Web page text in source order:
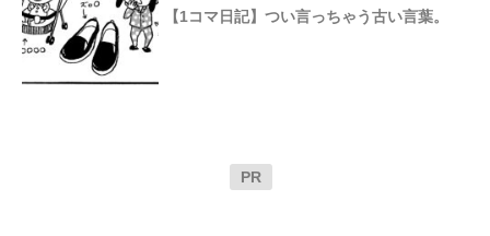
【1コマ日記】つい言っちゃう古い言葉。
PR